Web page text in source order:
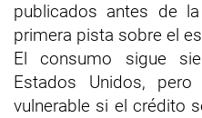
publicados antes de
primera pista sobre el
El consumo sigue
Estados Unidos,
vulnerable si el crédito